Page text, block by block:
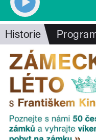
Historie